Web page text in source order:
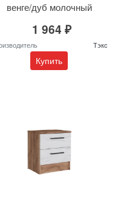
венге/дуб молочный
1 964 ₽
Тэкс
Купить